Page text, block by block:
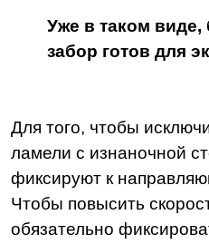
Уже в таком виде,
забор готов для
Для того, чтобы
ламели с изнаночной
фиксируют к
Чтобы повысить
обязательно